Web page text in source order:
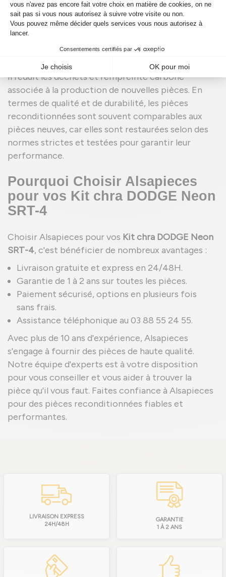
SRT-4 offre de nombreux avantages. Tout d'abord,
il est beaucoup plus économique que l'achat d'une
pièce neuve, ce qui permet de réaliser des
économies substantielles. De plus, le
reconditionnement est une option écologique, car
il réduit les déchets et l'empreinte carbone
associée à la production de nouvelles pièces. En
termes de qualité et de durabilité, les pièces
reconditionnées sont souvent comparables aux
pièces neuves, car elles sont restaurées selon des
normes strictes et testées pour garantir leur
performance.
Pourquoi Choisir Alsapieces
pour vos Kit chra DODGE Neon
SRT-4
Choisir Alsapieces pour vos Kit chra DODGE Neon
SRT-4, c'est bénéficier de nombreux avantages :
Livraison gratuite et express en 24/48H.
Garantie de 1 à 2 ans sur toutes les pièces.
Paiement sécurisé, options en plusieurs fois
sans frais.
Assistance téléphonique au 03 88 55 24 55.
Avec plus de 10 ans d'expérience, Alsapieces
s'engage à fournir des pièces de haute qualité.
Notre équipe d'experts est à votre disposition
pour vous conseiller et vous aider à trouver la
pièce qu'il vous faut. Faites confiance à Alsapieces
pour des pièces reconditionnées fiables et
performantes.
LIVRAISON EXPRESS
24H/48H
GARANTIE
1 À 2 ANS